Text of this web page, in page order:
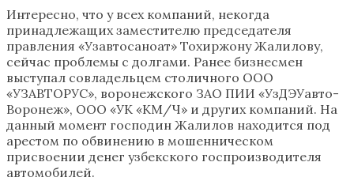
Интересно, что у всех компаний, некогда
принадлежащих заместителю председателя
правления «Узавтосаноат» Тохиржону Жалилову,
сейчас проблемы с долгами. Ранее бизнесмен
выступал совладельцем столичного ООО
«УЗАВТОРУС», воронежского ЗАО ПИИ «УзДЭУавто-
Воронеж», ООО «УК «КМ/Ч» и других компаний. На
данный момент господин Жалилов находится под
арестом по обвинению в мошенническом
присвоении денег узбекского госпроизводителя
автомобилей.